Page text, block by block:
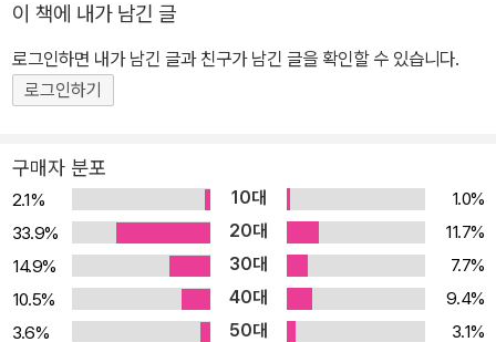
문장연습』, 『프랑스어 발음연습』,『프랑스어 동사변화』, 『프랑스어회
화』 (이상 삼지사) 『프랑스어 문법』 , 『프랑스어 작문』 , 『프랑스어 e
메일』 『프랑스어 관용어』 (이상 한불포럼) 『EBS 프랑스어』 19권
정책』 (한국캐나다학회) 공저 : 『프랑스 문화예술』 (한길사), 『프랑스
언어학의 지평』 (월인)
이 책에 내가 남긴 글
로그인하면 내가 남긴 글과 친구가 남긴 글을 확인할 수 있습니다.
로그인하기
구매자 분포
2.1% 10대
1.0%
33.9%
20대
11.7%
14.9%
30대
7.7%
10.5%
40대
9.4%
3.6%
50대
3.1%